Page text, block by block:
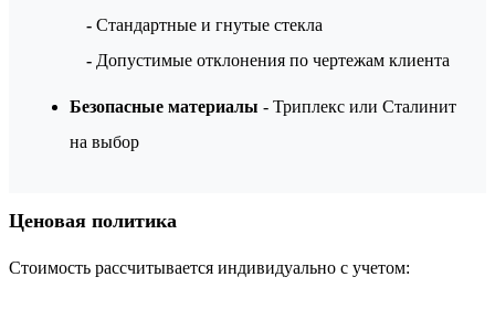
- Стандартные и гнутые стекла
- Допустимые отклонения по чертежам клиента
Безопасные материалы - Триплекс или Сталинит
на выбор
Ценовая политика
Стоимость рассчитывается индивидуально с учетом: